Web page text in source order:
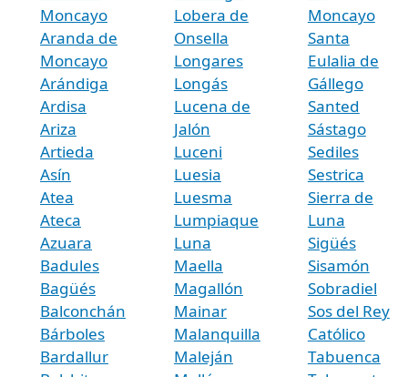
Moncayo
Aranda de
Moncayo
Arándiga
Ardisa
Ariza
Artieda
Asín
Atea
Ateca
Azuara
Badules
Bagüés
Balconchán
Bárboles
Bardallur
Lobera de
Onsella
Longares
Longás
Lucena de
Jalón
Luceni
Luesia
Luesma
Lumpiaque
Luna
Maella
Magallón
Mainar
Malanquilla
Maleján
Moncayo
Santa
Eulalia de
Gállego
Santed
Sástago
Sediles
Sestrica
Sierra de
Luna
Sigüés
Sisamón
Sobradiel
Sos del Rey
Católico
Tabuenca